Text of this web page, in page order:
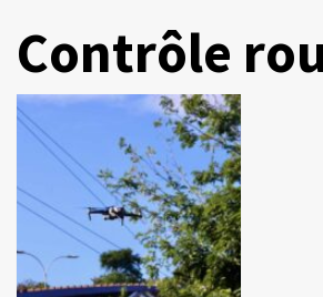
Contrôle